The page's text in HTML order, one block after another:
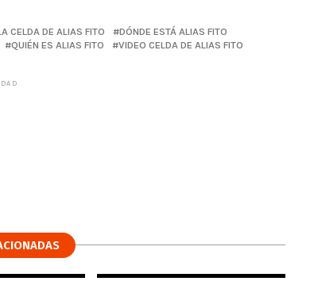
CELDA DE ALIAS FITO
DÓNDE ESTÁ ALIAS FITO
QUIÉN ES ALIAS FITO
VIDEO CELDA DE ALIAS FITO